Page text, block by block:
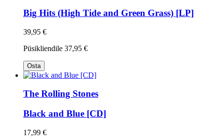
Big Hits (High Tide and Green Grass) [LP]
39,95 €
Püsikliendile 37,95 €
Osta
The Rolling Stones
Black and Blue [CD]
17,99 €